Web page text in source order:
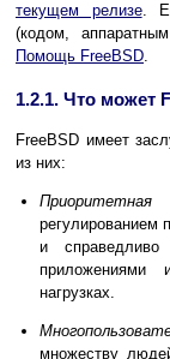
текущем релизе.
(кодом,
Помощь FreeBSD.
1.2.1. Что может
FreeBSD имеет
из них:
Приоритетная
регулированием
и
приложениями
нагрузках.
множеству